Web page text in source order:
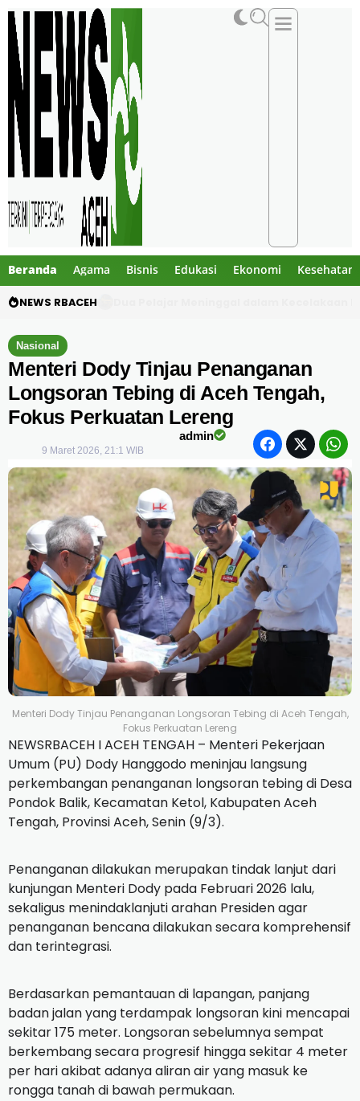
Beranda Agama Bisnis Edukasi Ekonomi Kesehatan
NEWS RBACEH
Nasional
Menteri Dody Tinjau Penanganan
Longsoran Tebing di Aceh Tengah,
Fokus Perkuatan Lereng
admin
9 Maret 2026, 21:1 WIB
Menteri Dody Tinjau Penanganan Longsoran Tebing di Aceh Tengah,
Fokus Perkuatan Lereng
NEWSRBACEH I ACEH TENGAH – Menteri Pekerjaan
Umum (PU) Dody Hanggodo meninjau langsung
perkembangan penanganan longsoran tebing di Desa
Pondok Balik, Kecamatan Ketol, Kabupaten Aceh
Tengah, Provinsi Aceh, Senin (9/3).
Penanganan dilakukan merupakan tindak lanjut dari
kunjungan Menteri Dody pada Februari 2026 lalu,
sekaligus menindaklanjuti arahan Presiden agar
penanganan bencana dilakukan secara komprehensif
dan terintegrasi.
Berdasarkan pemantauan di lapangan, panjang
badan jalan yang terdampak longsoran kini mencapai
sekitar 175 meter. Longsoran sebelumnya sempat
berkembang secara progresif hingga sekitar 4 meter
per hari akibat adanya aliran air yang masuk ke
rongga tanah di bawah permukaan.